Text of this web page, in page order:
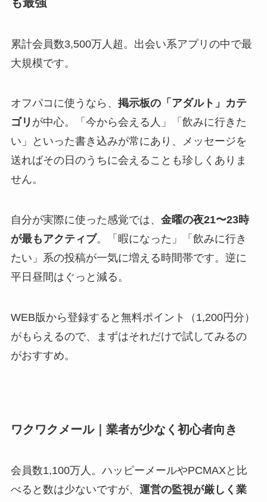
累計会員数3,500万人超。出会い系アプリの中で最
大規模です。
オフパコに使うなら、 掲示板の「アダルト」カテ
ゴリ が中心。「今から会える人」「飲みに行きた
い」といった書き込みが常にあり、メッセージを
送ればその日のうちに会えることも珍しくありま
せん。
自分が実際に使った感覚では、 金曜の夜21〜23時
が最もアクティブ。「暇になった」「飲みに行き
たい」系の投稿が一気に増える時間帯です。逆に
平日昼間はぐっと減る。
WEB版から登録すると無料ポイント（1,200円分）
がもらえるので、まずはそれだけで試してみるの
がおすすめ。
ワクワクメール｜業者が少なく初心者向き
会員数1,100万人。ハッピーメールやPCMAXと比
べると数は少ないですが、 運営の監視が厳しく業